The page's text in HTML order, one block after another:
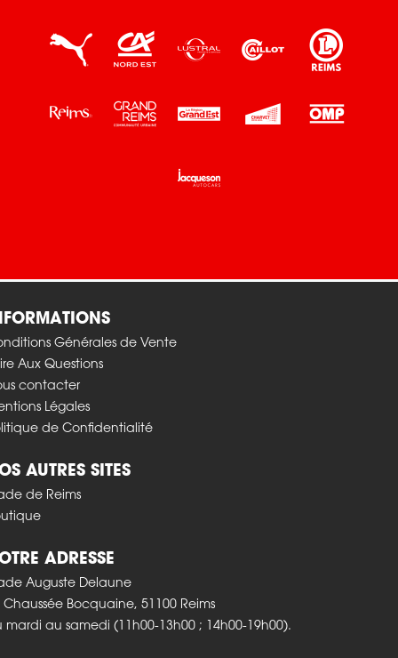
Texte en colonnes
Générales de Vente
Aux Questions
contacter
Légales
de Confidentialité
AUTRES SITES
de Reims
ADRESSE
Auguste Delaune
Chaussée Bocquaine, 51100 Reims
mardi au samedi (11h00-13h00 ; 14h00-19h00).